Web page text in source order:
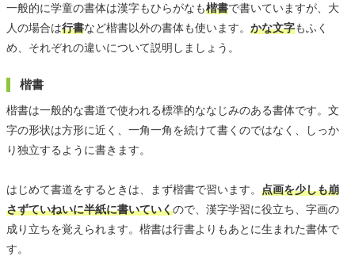
一般的に学童の書体は漢字もひらがなも楷書で書いていますが、大
人の場合は行書など楷書以外の書体も使います。 かな文字もふく
め、それぞれの違いについて説明しましょう。
楷書
楷書は一般的な書道で使われる標準的ななじみのある書体です。文
字の形状は方形に近く、一角一角を続けて書くのではなく、しっか
り独立するように書きます。
はじめて書道をするときは、まず楷書で習います。 点画を少しも崩
さずていねいに半紙に書いていくので、漢字学習に役立ち、字画の
成り立ちを覚えられます。楷書は行書よりもあとに生まれた書体で
す。